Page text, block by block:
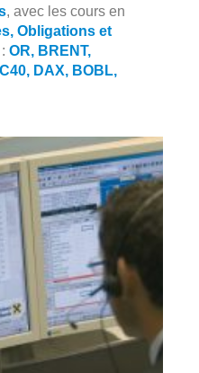
, avec les cours en
Obligations et
OR, BRENT,
DAX, BOBL,